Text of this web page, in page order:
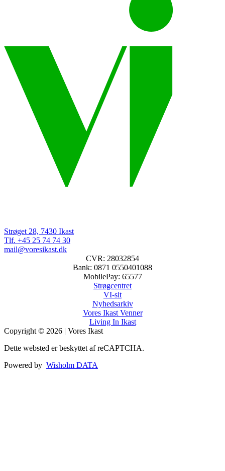
Strøget 28, 7430 Ikast
Tlf. +45 25 74 74 30
mail@voresikast.dk
CVR: 28032854
Bank: 0871 0550401088
MobilePay: 65577
Strøgcentret
VI-sit
Nyhedsarkiv
Vores Ikast Venner
Living In Ikast
Copyright © 2026 | Vores Ikast
Dette websted er beskyttet af reCAPTCHA.
Powered by Wisholm DATA